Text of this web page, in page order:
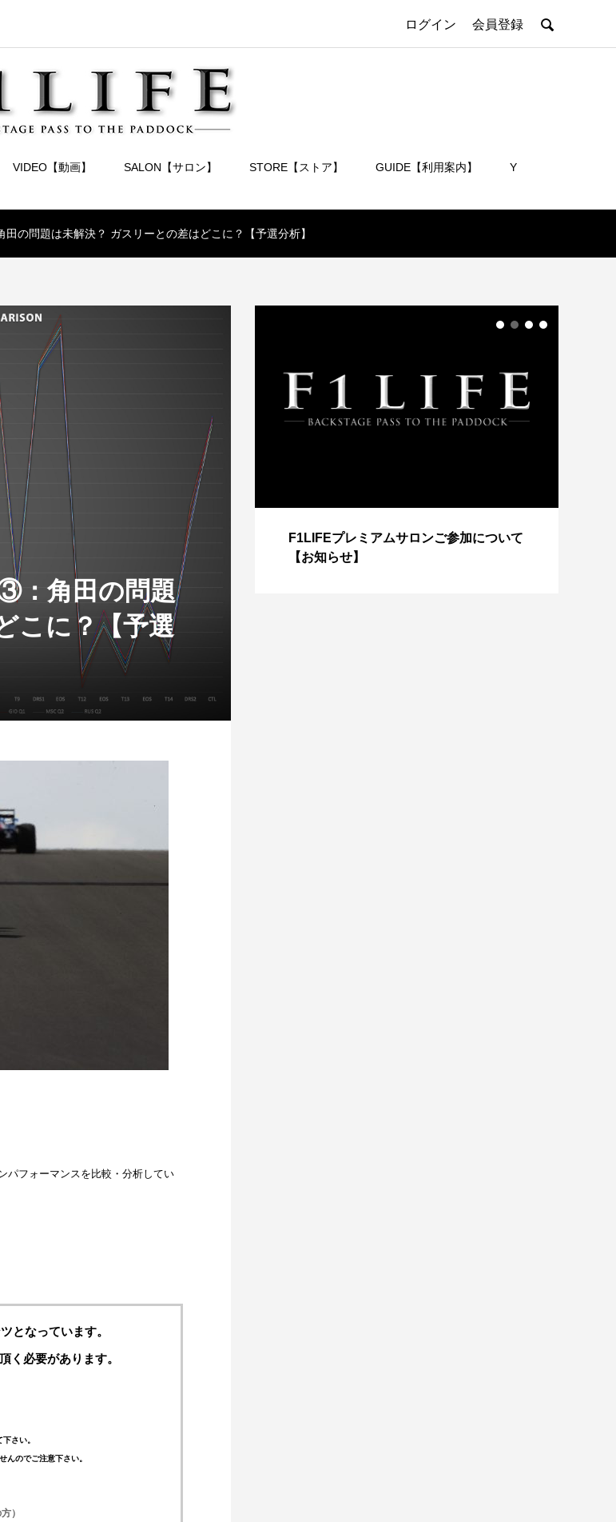
ログイン 会員登録 
VIDEO【動画】 SALON【サロン】 STORE【ストア】 GUIDE【利用案内】 Y
の問題は未解決？ ガスリーとの差はどこに？【予選分析】
：角田の問題
こに？【予選
パフォーマンスを比較・分析してい
となっています。
く必要があります。
さい。
んのでご注意下さい。
）
特別記事】レーシングブルズ、
02を生み出すファクトリー...
F1LIFEプレミアムサロンご参加について
【お知らせ】